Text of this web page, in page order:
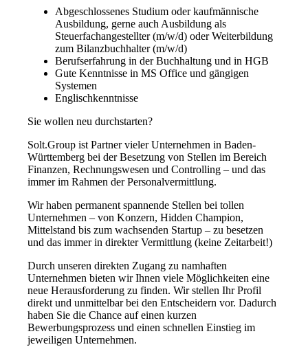
Abgeschlossenes Studium oder kaufmännische
Ausbildung, gerne auch Ausbildung als
Steuerfachangestellter (m/w/d) oder Weiterbildung
zum Bilanzbuchhalter (m/w/d)
Berufserfahrung in der Buchhaltung und in HGB
Gute Kenntnisse in MS Office und gängigen
Systemen
Englischkenntnisse
Sie wollen neu durchstarten?
Solt.Group ist Partner vieler Unternehmen in Baden-
Württemberg bei der Besetzung von Stellen im Bereich
Finanzen, Rechnungswesen und Controlling – und das
immer im Rahmen der Personalvermittlung.
Wir haben permanent spannende Stellen bei tollen
Unternehmen – von Konzern, Hidden Champion,
Mittelstand bis zum wachsenden Startup – zu besetzen
und das immer in direkter Vermittlung (keine Zeitarbeit!)
Durch unseren direkten Zugang zu namhaften
Unternehmen bieten wir Ihnen viele Möglichkeiten eine
neue Herausforderung zu finden. Wir stellen Ihr Profil
direkt und unmittelbar bei den Entscheidern vor. Dadurch
haben Sie die Chance auf einen kurzen
Bewerbungsprozess und einen schnellen Einstieg im
jeweiligen Unternehmen.